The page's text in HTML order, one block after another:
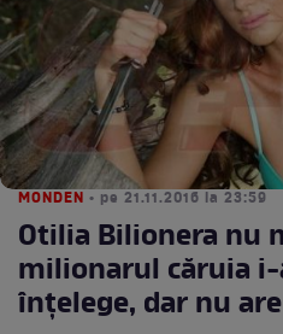
MONDEN • pe 21.11.2016 la 23:59
Otilia Bilionera nu
milionarul căruia
înțelege, dar nu